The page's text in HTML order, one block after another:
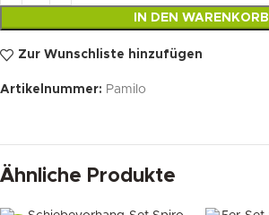
IN DEN WARENKORB
Zur Wunschliste hinzufügen
Artikelnummer: Pamilo
Ähnliche Produkte